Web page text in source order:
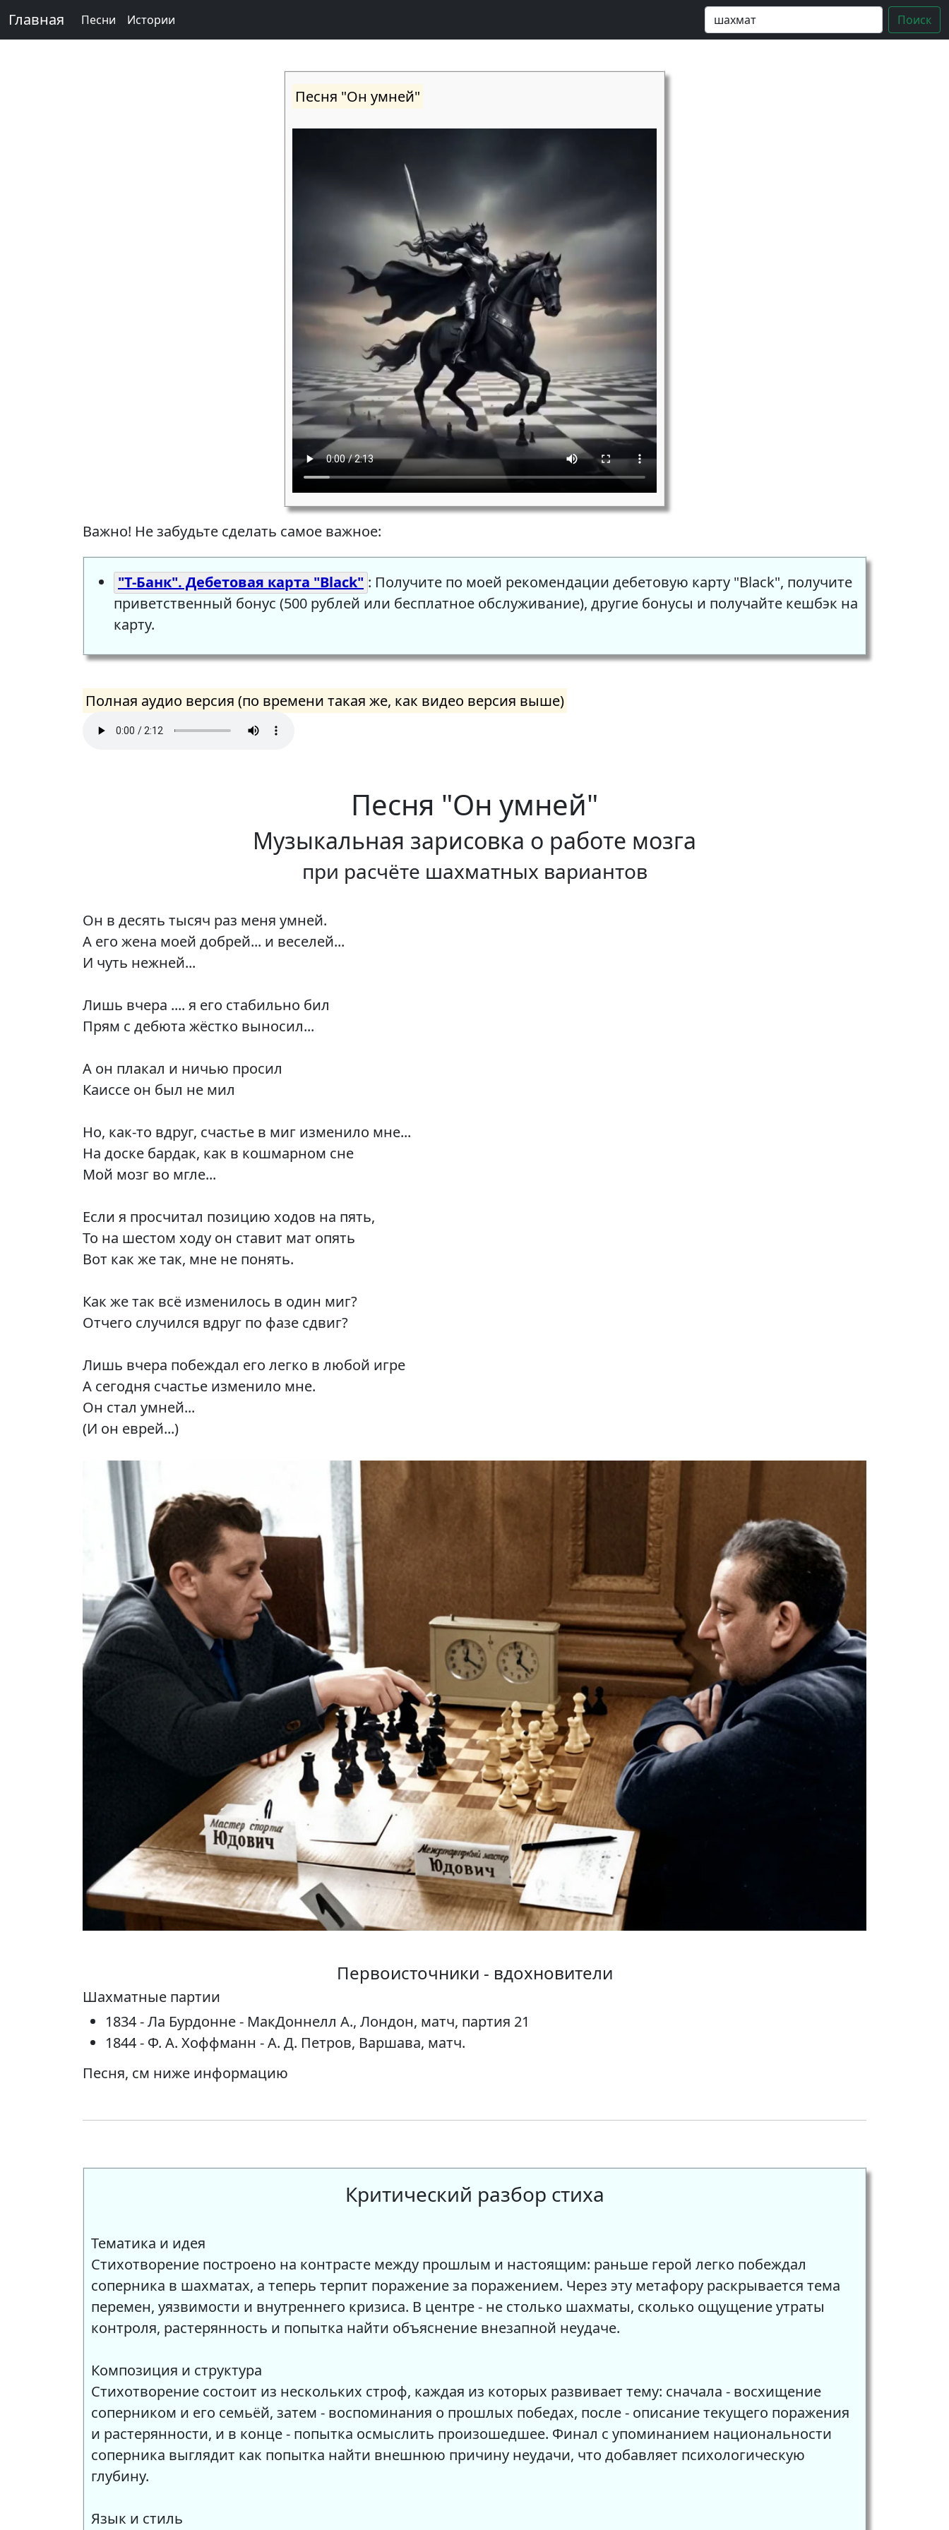
Главная Песни Истории
Песня "Он умней"
Важно! Не забудьте сделать самое важное:
"Т-Банк". Дебетовая карта "Black" : Получите по моей рекомендации дебетовую карту "Black", получите
приветственный бонус (500 рублей или бесплатное обслуживание), другие бонусы и получайте кешбэк на
карту.
Полная аудио версия (по времени такая же, как видео версия выше)
Песня "Он умней"
Музыкальная зарисовка о работе мозга
при расчёте шахматных вариантов
Он в десять тысяч раз меня умней.
А его жена моей добрей... и веселей...
И чуть нежней...
Лишь вчера .... я его стабильно бил
Прям с дебюта жёстко выносил...
А он плакал и ничью просил
Каиссе он был не мил
Но, как-то вдруг, счастье в миг изменило мне...
На доске бардак, как в кошмарном сне
Мой мозг во мгле...
Если я просчитал позицию ходов на пять,
То на шестом ходу он ставит мат опять
Вот как же так, мне не понять.
Как же так всё изменилось в один миг?
Отчего случился вдруг по фазе сдвиг?
Лишь вчера побеждал его легко в любой игре
А сегодня счастье изменило мне.
Он стал умней...
(И он еврей...)
Первоисточники - вдохновители
Шахматные партии
1834 - Ла Бурдонне - МакДоннелл А., Лондон, матч, партия 21
1844 - Ф. А. Хоффманн - А. Д. Петров, Варшава, матч.
Песня, см ниже информацию
Критический разбор стиха
Тематика и идея
Стихотворение построено на контрасте между прошлым и настоящим: раньше герой легко побеждал
соперника в шахматах, а теперь терпит поражение за поражением. Через эту метафору раскрывается тема
перемен, уязвимости и внутреннего кризиса. В центре - не столько шахматы, сколько ощущение утраты
контроля, растерянность и попытка найти объяснение внезапной неудаче.
Композиция и структура
Стихотворение состоит из нескольких строф, каждая из которых развивает тему: сначала - восхищение
соперником и его семьёй, затем - воспоминания о прошлых победах, после - описание текущего поражения
и растерянности, и в конце - попытка осмыслить произошедшее. Финал с упоминанием национальности
соперника выглядит как попытка найти внешнюю причину неудачи, что добавляет психологическую
глубину.
Язык и стиль